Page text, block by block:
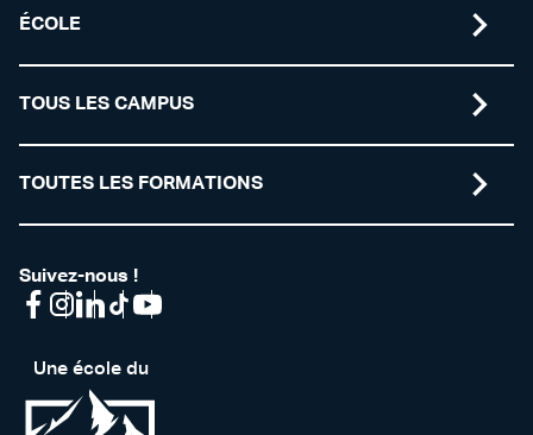
ÉCOLE
TOUS LES CAMPUS
TOUTES LES FORMATIONS
Suivez-nous !
Une école du